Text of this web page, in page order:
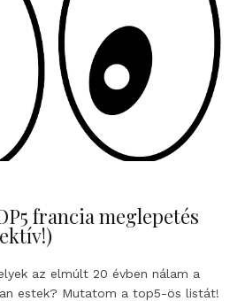
francia meglepetés
az elmúlt 20 évben nálam a
estek? Mutatom a top5-ös listát!